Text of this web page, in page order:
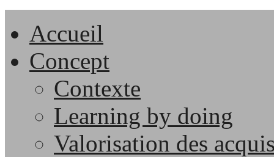
Accueil
Concept
Contexte
Learning by doing
Valorisation des